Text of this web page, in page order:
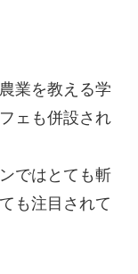
業を教える学
ェも併設され
ではとても斬
も注目されて